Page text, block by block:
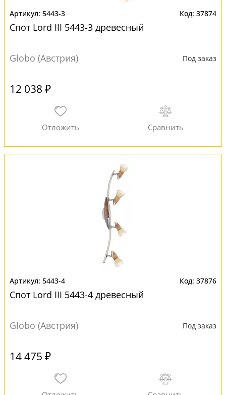
5443-3 37874
Спот Lord III 5443-3 древесный
Globo (Австрия) Под заказ
12 038 ₽
5443-4 37876
Спот Lord III 5443-4 древесный
Globo (Австрия) Под заказ
14 475 ₽